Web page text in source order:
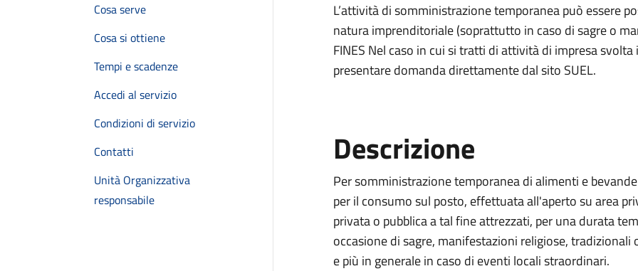
Cosa serve
Cosa si ottiene
Tempi e scadenze
Accedi al servizio
Condizioni di servizio
Contatti
Unità Organizzativa
responsabile
L’attività di somministrazione temporanea può essere
natura imprenditoriale (soprattutto in caso di sagre o
FINES Nel caso in cui si tratti di attività di impresa
presentare domanda direttamente dal sito SUEL.
Descrizione
Per somministrazione temporanea di alimenti e
per il consumo sul posto, effettuata all'aperto su area
privata o pubblica a tal fine attrezzati, per una durata
occasione di sagre, manifestazioni religiose,
e più in generale in caso di eventi locali straordinari.